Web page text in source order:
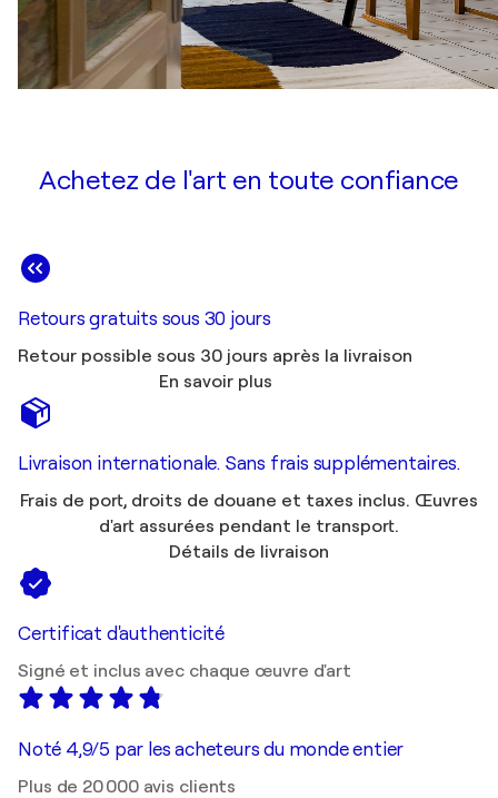
Achetez de l'art en toute confiance
Retours gratuits sous 30 jours
Retour possible sous 30 jours après la livraison
En savoir plus
Livraison internationale. Sans frais supplémentaires.
Frais de port, droits de douane et taxes inclus. Œuvres
d'art assurées pendant le transport.
Détails de livraison
Certificat d'authenticité
Signé et inclus avec chaque œuvre d'art
Noté 4,9/5 par les acheteurs du monde entier
Plus de 20 000 avis clients